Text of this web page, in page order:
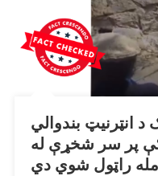
انټرنیټ بندوالي
پر سر شخړې له